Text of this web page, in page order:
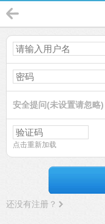
安全提问(未设置请忽略)
点击重新加载
还没有注册？